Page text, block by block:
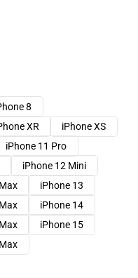
8
XR
iPhone XS
iPhone 11 Pro
iPhone 12 Mini
iPhone 13
iPhone 14
iPhone 15